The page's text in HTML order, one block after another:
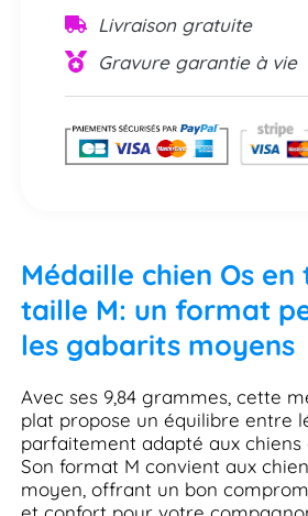
Livraison gratuite
Gravure garantie à vie
Médaille chien Os
taille M: un format
les gabarits moyens
Avec ses 9,84 grammes, cette
plat propose un équilibre entre
parfaitement adapté aux
Son format M convient aux
moyen, offrant un bon